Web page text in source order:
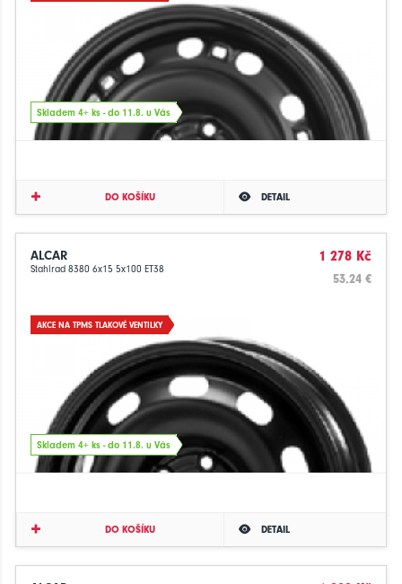
Skladem 4+ ks - do 11.8. u Vás
DO KOŠÍKU DETAIL
ALCAR
Stahlrad 8380 6x15 5x100 ET38
1 278 Kč
53.24 €
AKCE NA TPMS TLAKOVÉ VENTILKY
Skladem 4+ ks - do 11.8. u Vás
DO KOŠÍKU DETAIL